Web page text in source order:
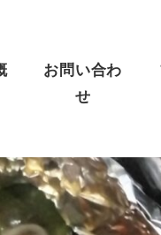
お問い合わ
せ